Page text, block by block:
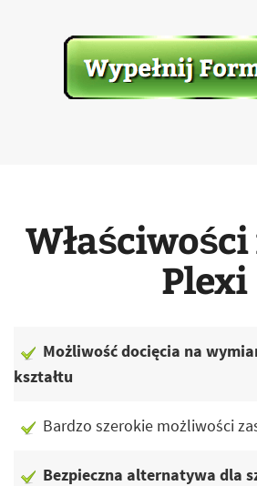
Plexi
Możliwość docięcia na
kształtu
Bardzo szerokie możliwości
Bezpieczna alternatywa dla